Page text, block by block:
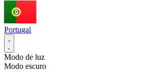
Portugal
Modo de luz
Modo escuro